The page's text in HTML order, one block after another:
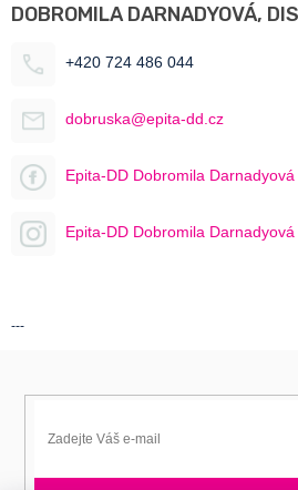
DOBROMILA DARNADYOVÁ,
+420 724 486 044
dobruska@epita-dd.cz
Epita-DD Dobromila Darnadyová
Epita-DD Dobromila Darnadyová
---